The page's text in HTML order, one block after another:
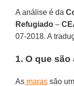
A análise é da
Refugiado –
07-2018. A
1. O que são
As maras são